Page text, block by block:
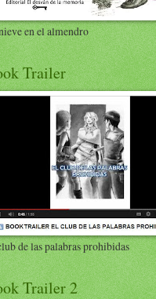
en el almendro
Trailer
de las palabras prohibidas
Trailer 2